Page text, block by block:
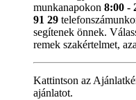
munkanapokon 8:00 -
91 29
segítenek önnek.
remek szakértelmet,
Kattintson az
ajánlatot.